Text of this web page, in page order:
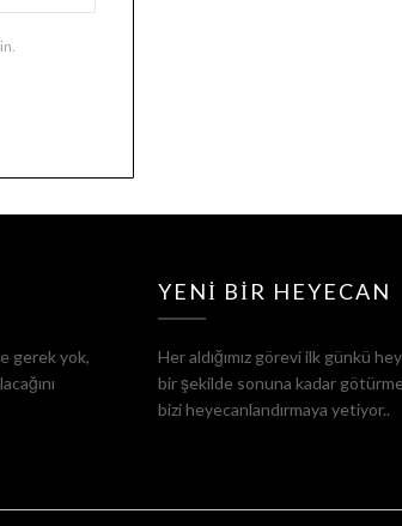
gerek yok,
YENI BIR HEYECAN
Her aldığımız görevi ilk günkü
bir şekilde sonuna kadar
bizi heyecanlandırmaya yetiyor..